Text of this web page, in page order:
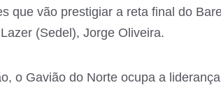
que vão prestigiar a reta final do
(Sedel), Jorge Oliveira.
o Gavião do Norte ocupa a